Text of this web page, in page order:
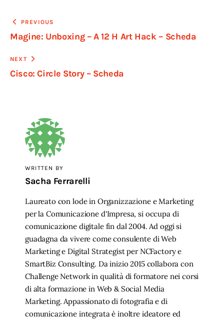
Navigazione
articoli
PREVIOUS
Magine: Unboxing – A 12 H Art Hack – Scheda
NEXT
Cisco: Circle Story – Scheda
WRITTEN BY
Sacha Ferrarelli
Laureato con lode in Organizzazione e Marketing
per la Comunicazione d'Impresa, si occupa di
comunicazione digitale fin dal 2004. Ad oggi si
guadagna da vivere come consulente di Web
Marketing e Digital Strategist per NCFactory e
SmartBiz Consulting. Da inizio 2015 collabora con
Challenge Network in qualità di formatore nei corsi
di alta formazione in Web & Social Media
Marketing. Appassionato di fotografia e di
comunicazione integrata è inoltre ideatore ed